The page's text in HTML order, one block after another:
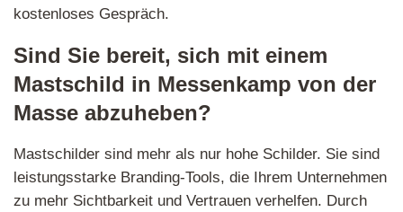
kostenloses Gespräch.
Sind Sie bereit, sich mit einem
Mastschild in Messenkamp von der
Masse abzuheben?
Mastschilder sind mehr als nur hohe Schilder. Sie sind
leistungsstarke Branding-Tools, die Ihrem Unternehmen
zu mehr Sichtbarkeit und Vertrauen verhelfen. Durch